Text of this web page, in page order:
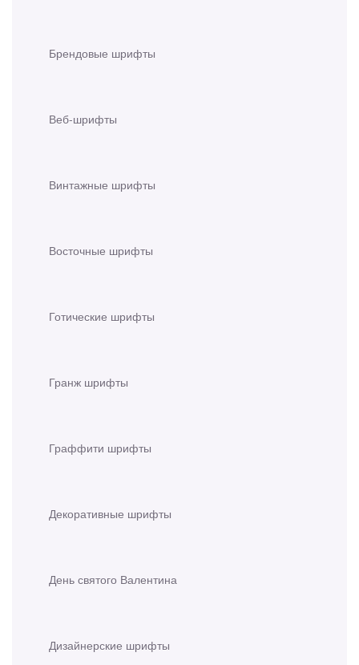
Брендовые шрифты
Веб-шрифты
Винтажные шрифты
Восточные шрифты
Готические шрифты
Гранж шрифты
Граффити шрифты
Декоративные шрифты
День святого Валентина
Дизайнерские шрифты